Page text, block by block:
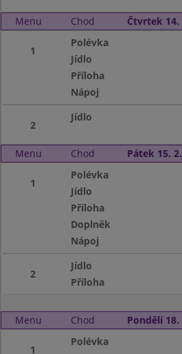
Menu Chod Čtvrtek 14.
1
Polévka
Jídlo
Příloha
Nápoj
2
Jídlo
Menu Chod Pátek 15.
1
Polévka
Jídlo
Příloha
Doplněk
Nápoj
2
Jídlo
Příloha
Menu Chod Pondělí 18.
1
Polévka